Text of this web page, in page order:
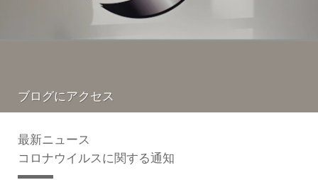
ブログにアクセス
最新ニュース
コロナウイルスに関する通知